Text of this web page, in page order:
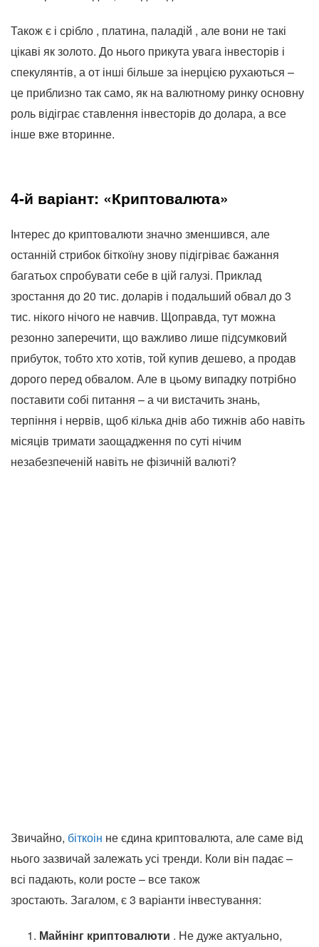
Також є і срібло , платина, паладій , але вони не такі
цікаві як золото. До нього прикута увага інвесторів і
спекулянтів, а от інші більше за інерцією рухаються –
це приблизно так само, як на валютному ринку основну
роль відіграє ставлення інвесторів до долара, а все
інше вже вторинне.
4-й варіант: «Криптовалюта»
Інтерес до криптовалюти значно зменшився, але
останній стрибок біткоїну знову підігріває бажання
багатьох спробувати себе в цій галузі. Приклад
зростання до 20 тис. доларів і подальший обвал до 3
тис. нікого нічого не навчив. Щоправда, тут можна
резонно заперечити, що важливо лише підсумковий
прибуток, тобто хто хотів, той купив дешево, а продав
дорого перед обвалом. Але в цьому випадку потрібно
поставити собі питання – а чи вистачить знань,
терпіння і нервів, щоб кілька днів або тижнів або навіть
місяців тримати заощадження по суті нічим
незабезпеченій навіть не фізичній валюті?
Звичайно, біткоін не єдина криптовалюта, але саме від
нього зазвичай залежать усі тренди. Коли він падає –
всі падають, коли росте – все також
зростають. Загалом, є 3 варіанти інвестування:
Майнінг криптовалюти . Не дуже актуально,